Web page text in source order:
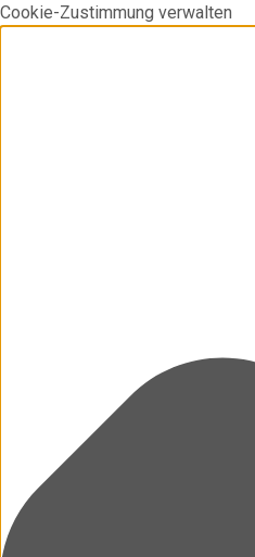
Cookie-Zustimmung verwalten